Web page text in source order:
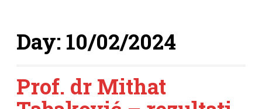
Day: 10/02/2024
Prof. dr Mithat